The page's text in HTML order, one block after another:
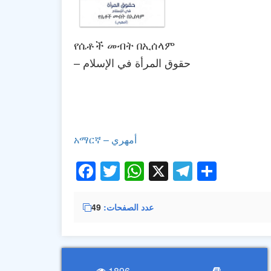
የሴቶች መብት በኢሰላም
– حقوق المرأة في الإسلام
አማርኛ – أمهري
Facebook
Twitter
WhatsApp
X
عدد الصفحات 49